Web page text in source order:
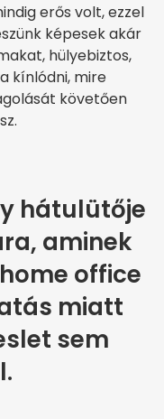
erős volt, ezzel
képesek akár
hülyebiztos,
kínlódni, mire
követően
hátulütője
aminek
office
miatt
sem